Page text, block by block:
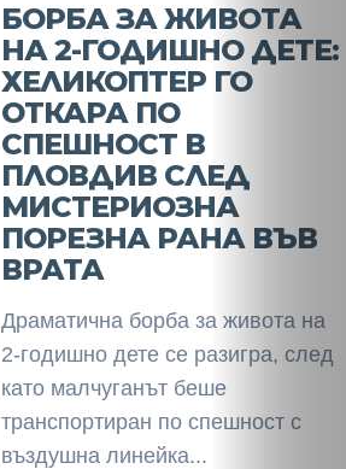
БОРБА ЗА ЖИВОТА
НА 2-ГОДИШНО ДЕТЕ:
ХЕЛИКОПТЕР ГО
ОТКАРА ПО
СПЕШНОСТ В
ПЛОВДИВ СЛЕД
МИСТЕРИОЗНА
ПОРЕЗНА РАНА ВЪВ
ВРАТА
Драматична борба за живота на
2-годишно дете се разигра, след
като малчуганът беше
транспортиран по спешност с
въздушна линейка...